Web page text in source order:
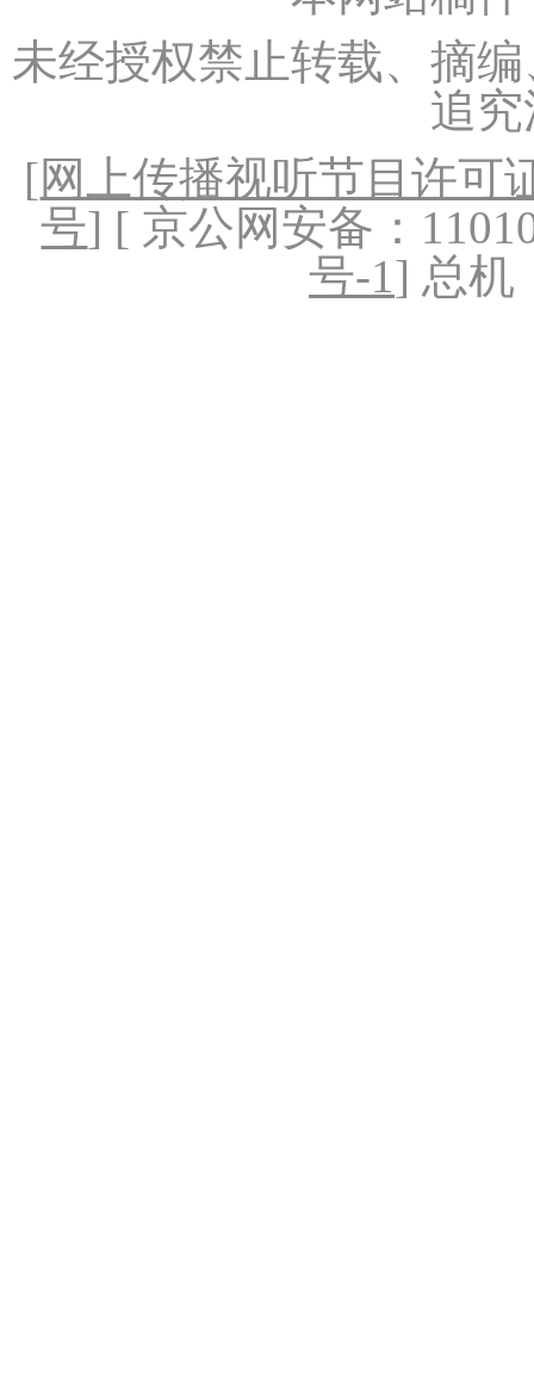
未经授权禁止转载、摘
追
[网上传播视听节目许可
号] [ 京公网安备：
号-1] 总机